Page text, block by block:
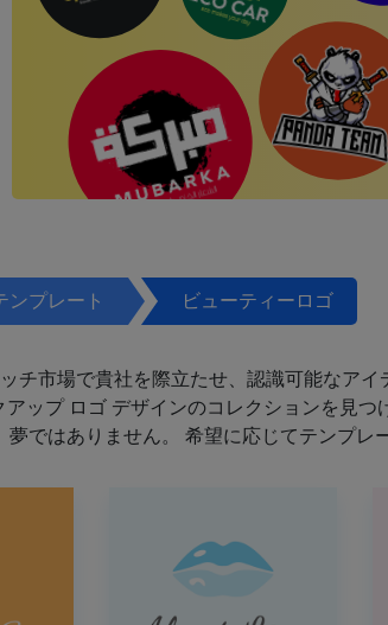
ンプレート ビューティーロゴ
チ市場で貴社を際立たせ、認識可能なア
ップ ロゴ デザインのコレクションを見
夢ではありません。 希望に応じてテンプレ